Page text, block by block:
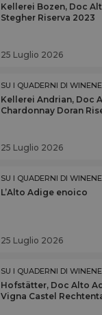
Kellerei Bozen, Doc
Stegher Riserva 2023
25 Luglio 2026
SU I QUADERNI DI
Kellerei Andrian, Doc
Chardonnay Doran
25 Luglio 2026
SU I QUADERNI DI
L’Alto Adige enoico
25 Luglio 2026
SU I QUADERNI DI
Hofstätter, Doc Alto
Vigna Castel